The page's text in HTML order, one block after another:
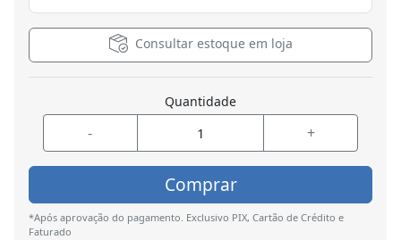
Consultar estoque em loja
Quantidade
- +
Comprar
*Após aprovação do pagamento. Exclusivo PIX, Cartão de Crédito e
Faturado